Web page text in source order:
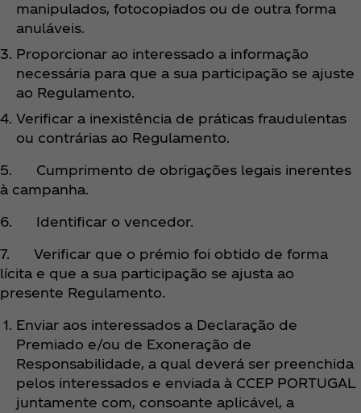
manipulados, fotocopiados ou de outra forma
anuláveis.
Proporcionar ao interessado a informação
necessária para que a sua participação se ajuste
ao Regulamento.
Verificar a inexistência de práticas fraudulentas
ou contrárias ao Regulamento.
5. Cumprimento de obrigações legais inerentes
à campanha.
6. Identificar o vencedor.
7. Verificar que o prémio foi obtido de forma
lícita e que a sua participação se ajusta ao
presente Regulamento.
Enviar aos interessados a Declaração de
Premiado e/ou de Exoneração de
Responsabilidade, a qual deverá ser preenchida
pelos interessados e enviada à CCEP PORTUGAL
juntamente com, consoante aplicável, a